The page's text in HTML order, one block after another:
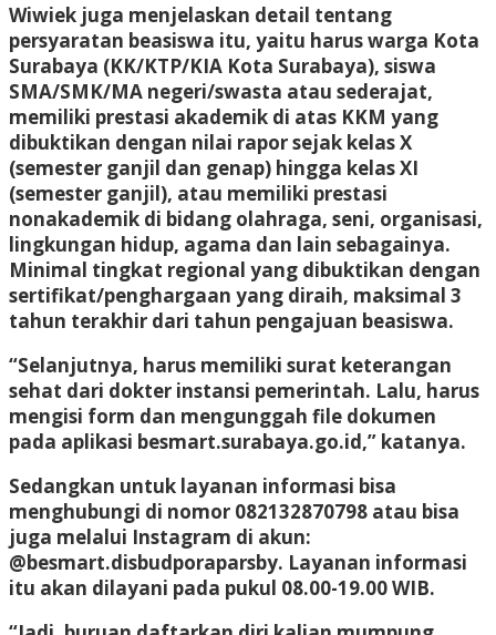
Wiwiek juga menjelaskan detail tentang
persyaratan beasiswa itu, yaitu harus warga Kota
Surabaya (KK/KTP/KIA Kota Surabaya), siswa
SMA/SMK/MA negeri/swasta atau sederajat,
memiliki prestasi akademik di atas KKM yang
dibuktikan dengan nilai rapor sejak kelas X
(semester ganjil dan genap) hingga kelas XI
(semester ganjil), atau memiliki prestasi
nonakademik di bidang olahraga, seni, organisasi,
lingkungan hidup, agama dan lain sebagainya.
Minimal tingkat regional yang dibuktikan dengan
sertifikat/penghargaan yang diraih, maksimal 3
tahun terakhir dari tahun pengajuan beasiswa.
“Selanjutnya, harus memiliki surat keterangan
sehat dari dokter instansi pemerintah. Lalu, harus
mengisi form dan mengunggah file dokumen
pada aplikasi besmart.surabaya.go.id,” katanya.
Sedangkan untuk layanan informasi bisa
menghubungi di nomor 082132870798 atau bisa
juga melalui Instagram di akun:
@besmart.disbudporaparsby. Layanan informasi
itu akan dilayani pada pukul 08.00-19.00 WIB.